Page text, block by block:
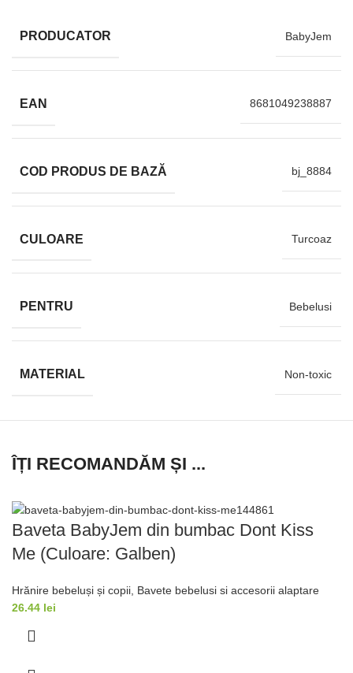
PRODUCATOR BabyJem
EAN 8681049238887
COD PRODUS DE BAZĂ bj_8884
CULOARE Turcoaz
PENTRU Bebelusi
MATERIAL Non-toxic
ÎȚI RECOMANDĂM ȘI ...
Baveta BabyJem din bumbac Dont Kiss
Me (Culoare: Galben)
Hrănire bebeluși și copii Bavete bebelusi si accesorii alaptare
26.44 lei